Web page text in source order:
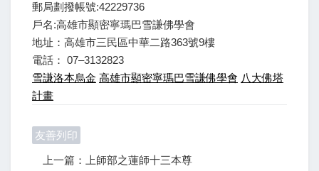
郵局劃撥帳號:42229736
戶名:高雄市顯密寧瑪巴雪謙佛學會
地址：高雄市三民區中華二路363號9樓
電話： 07–3132823
雪謙洛本烏金 高雄市顯密寧瑪巴雪謙佛學會 八大佛塔
計畫
友善列印
上一篇：上師部之蓮師十三本尊